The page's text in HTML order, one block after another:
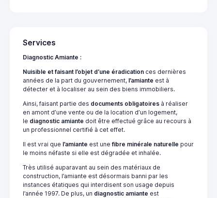
Services
Diagnostic Amiante :
Nuisible et faisant l’objet d’une éradication ces dernières
années de la part du gouvernement, l’amiante est à
détecter et à localiser au sein des biens immobiliers.
Ainsi, faisant partie des documents obligatoires à réaliser
en amont d’une vente ou de la location d’un logement,
le diagnostic amiante doit être effectué grâce au recours à
un professionnel certifié à cet effet.
Il est vrai que l’amiante est une fibre minérale naturelle pour
le moins néfaste si elle est dégradée et inhalée.
Très utilisé auparavant au sein des matériaux de
construction, l’amiante est désormais banni par les
instances étatiques qui interdisent son usage depuis
l’année 1997. De plus, un diagnostic amiante est